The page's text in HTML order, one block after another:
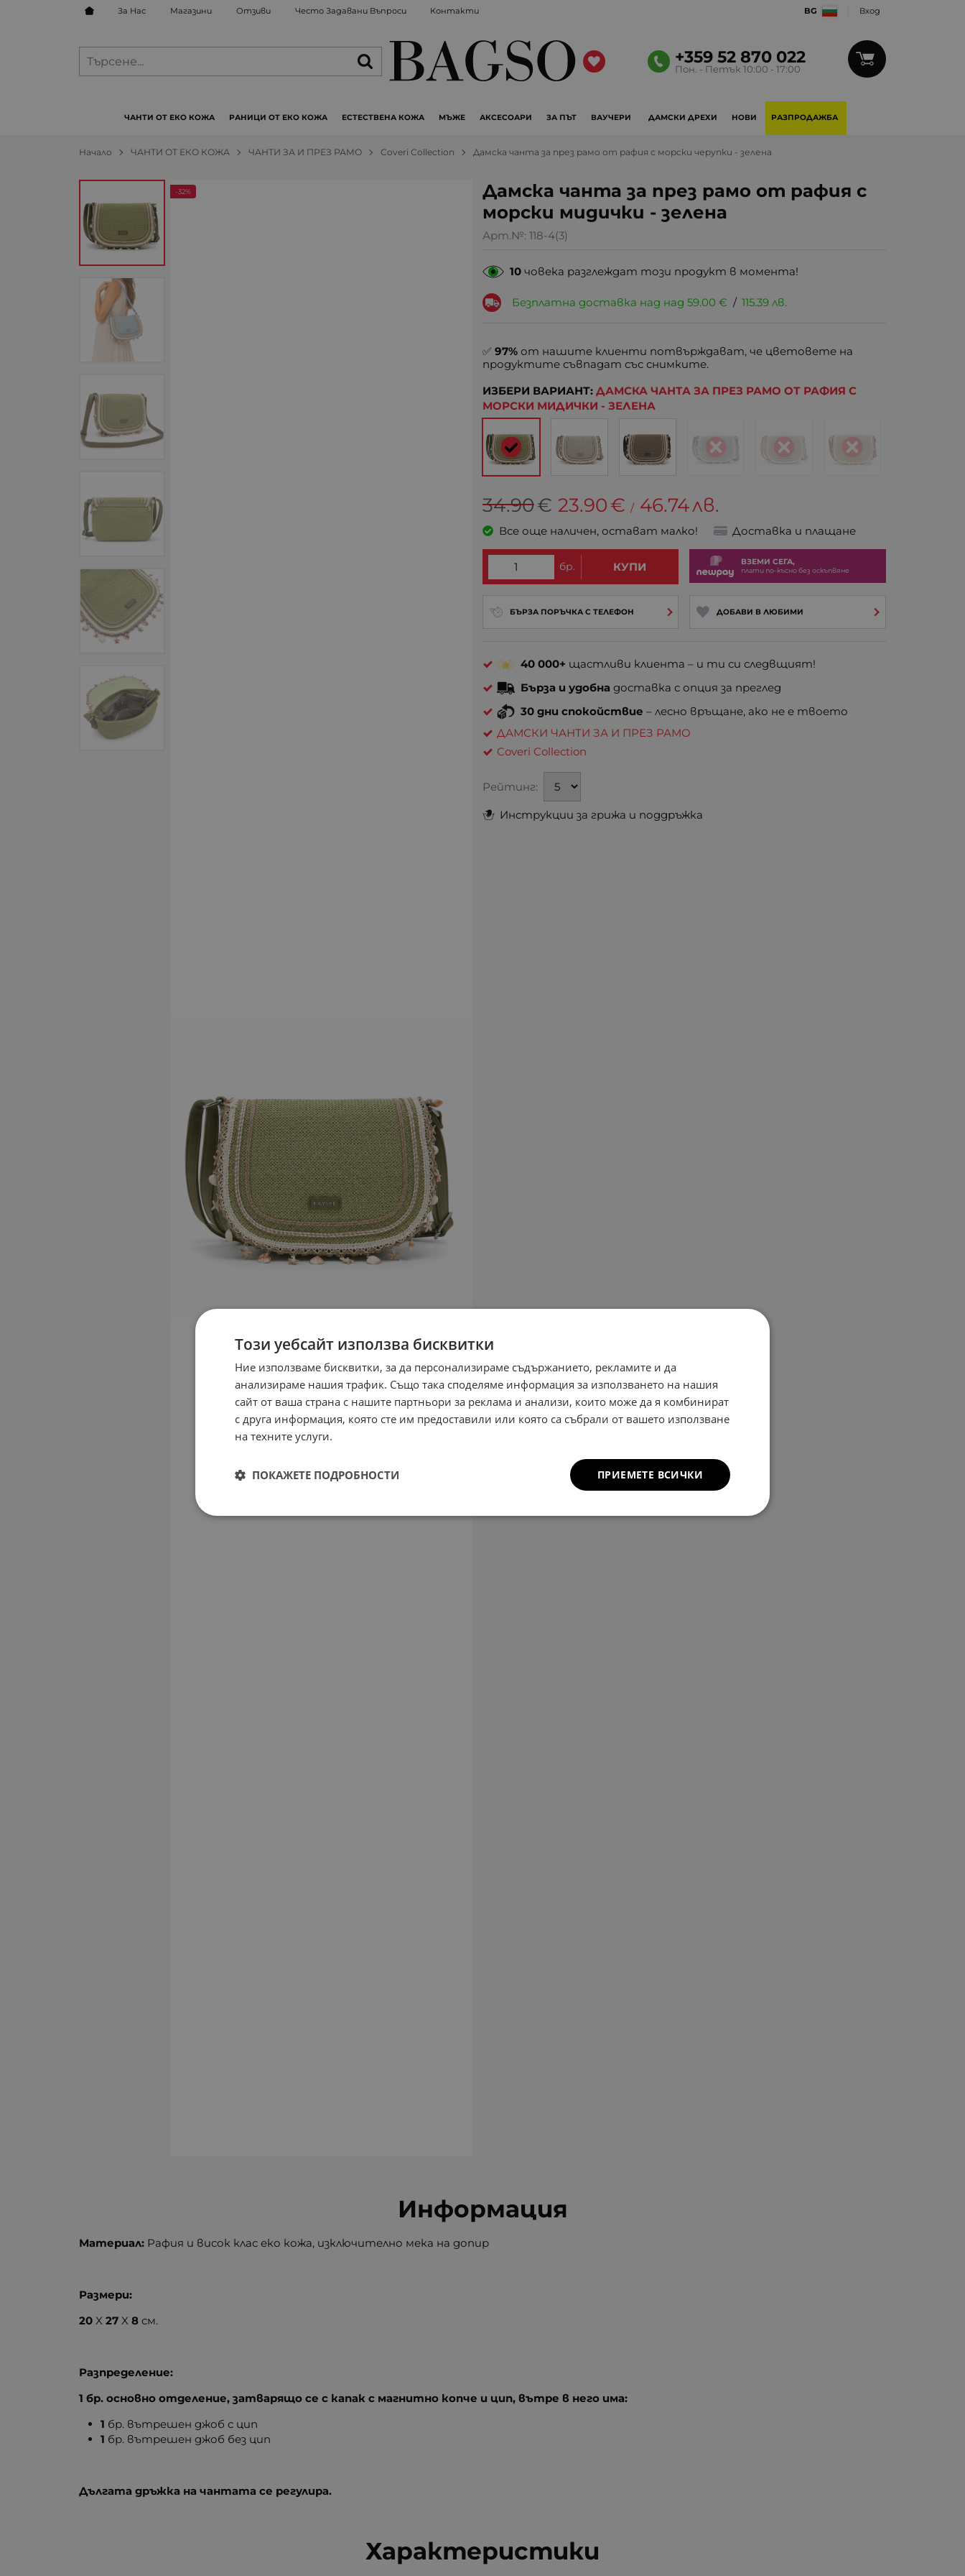
За Нас Магазини Отзиви Често Задавани Въпроси Контакти BG Вход
+359 52 870 022
Пон. - Петък 10:00 - 17:00
РАЗПРОДАЖБА
НОВИ
ЧАНТИ ОТ ЕКО КОЖА РАНИЦИ ОТ ЕКО КОЖА ЕСТЕСТВЕНА КОЖА МЪЖЕ АКСЕСОАРИ ЗА ПЪТ ВАУЧЕРИ ДАМСКИ ДРЕХИ
Начало ЧАНТИ ОТ ЕКО КОЖА ЧАНТИ ЗА И ПРЕЗ РАМО Coveri Collection Дамска чанта за през рамо от рафия с морски черупки - зелена
Дамска чанта за през рамо от рафия с
морски мидички - зелена
Арт.№: 118-4(3)
-32%
10човека разглеждат този продукт в момента!
Безплатна доставка над над59.00 € / 115.39 лв.
✅ 97% от нашите клиенти потвърждават, че цветовете на
продуктите съвпадат със снимките.
ИЗБЕРИ ВАРИАНТ: ДАМСКА ЧАНТА ЗА ПРЕЗ РАМО ОТ РАФИЯ С
МОРСКИ МИДИЧКИ - ЗЕЛЕНА
34.90€ 23.90€ / 46.74лв.
Все още наличен, остават малко! Доставка и плащане
Инструкции за грижа и поддръжка
бр. КУПИ ВЗЕМИ СЕГА,
плати по-късно без оскъпвяне
БЪРЗА ПОРЪЧКА С ТЕЛЕФОН ДОБАВИ В ЛЮБИМИ
40 000+ щастливи клиента – и ти си следвщият!
Бърза и удобна доставка с опция за преглед
30 дни спокойствие – лесно връщане, ако не е твоето
ДАМСКИ ЧАНТИ ЗА И ПРЕЗ РАМО
Coveri Collection
Рейтинг:
Информация
Материал: Рафия и висок клас еко кожа, изключително мека на допир
Размери:
20 X27 X8 см.
Разпределение:
1 бр. основно отделение, затварящо се с капак с магнитно копче и цип, вътре в него има:
1 бр. вътрешен джоб с цип
1 бр. вътрешен джоб без цип
Дългата дръжка на чантата се регулира.
Характеристики
Този уебсайт използва бисквитки
Ние използваме бисквитки, за да персонализираме съдържанието, рекламите и да
анализираме нашия трафик. Също така споделяме информация за използването на нашия
сайт от ваша страна с нашите партньори за реклама и анализи, които може да я комбинират
с друга информация, която сте им предоставили или която са събрали от вашето използване
на техните услуги.
ПРИЕМЕТЕ ВСИЧКИ
ПОКАЖЕТЕ ПОДРОБНОСТИ